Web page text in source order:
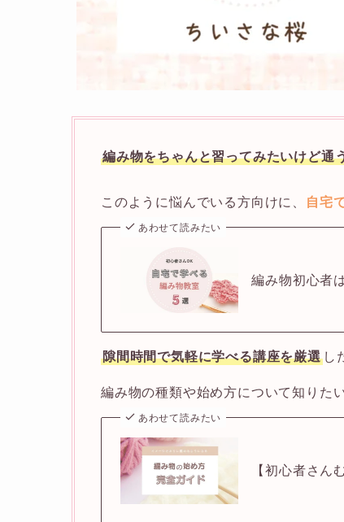
編み物をちゃんと習ってみたいけど通
このように悩んでいる方向けに、 自宅
あわせて読みたい
編み物初心者
隙間時間で気軽に学べる講座を厳選し
編み物の種類や始め方について知りた
あわせて読みたい
【初心者さん